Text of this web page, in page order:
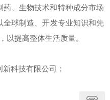
药、生物技术和特种成分市场
全球制造、开发专业知识和先
以提高整体生活质量。
科技有限公司：